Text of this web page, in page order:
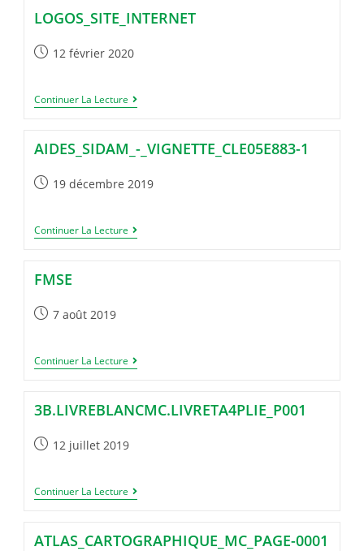
LOGOS_SITE_INTERNET
Publication
12 février 2020
Continuer La Lecture Logos_site_Internet
AIDES_SIDAM_-_VIGNETTE_CLE05E883-1
Publication
19 décembre 2019
Continuer La Lecture Aides_sidam_-
_vignette_cle05e883-
FMSE
Publication
7 août 2019
Continuer La Lecture Fmse
3B.LIVREBLANCMC.LIVRETA4PLIE_P001
Publication
12 juillet 2019
Continuer La Lecture 3b.LivreblancMC.LivretA4plie_p001
ATLAS_CARTOGRAPHIQUE_MC_PAGE-0001